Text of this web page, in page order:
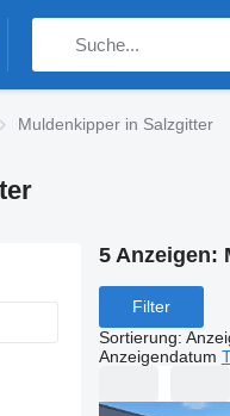
Muldenkipper in Salzgitter
5 Anzeigen:
Filter
Sortierung:
Anzeigendatum